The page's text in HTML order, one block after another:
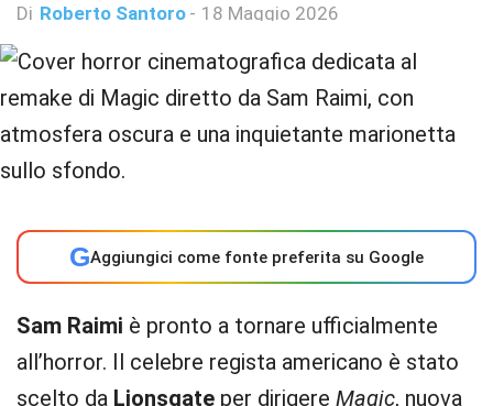
Di Roberto Santoro - 18 Maggio 2026
GAggiungici come fonte preferita su Google
Sam Raimi è pronto a tornare ufficialmente
all’horror. Il celebre regista americano è stato
scelto da Lionsgate per dirigere Magic, nuova